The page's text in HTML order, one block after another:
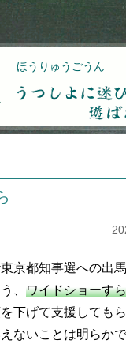
ほうりゅうごうん
うつしよに迷ひ遊
京都知事選への出
、 ワイドショーす
下げて支援しても
ないことは明らかで